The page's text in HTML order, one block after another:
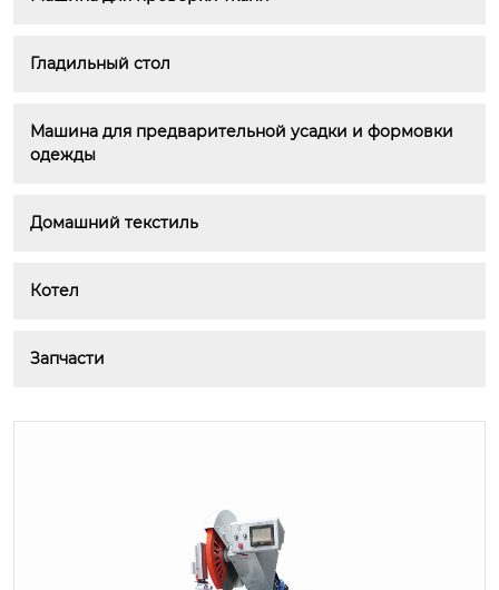
Гладильный стол
Машина для предварительной усадки и формовки
одежды
Домашний текстиль
Котел
Запчасти